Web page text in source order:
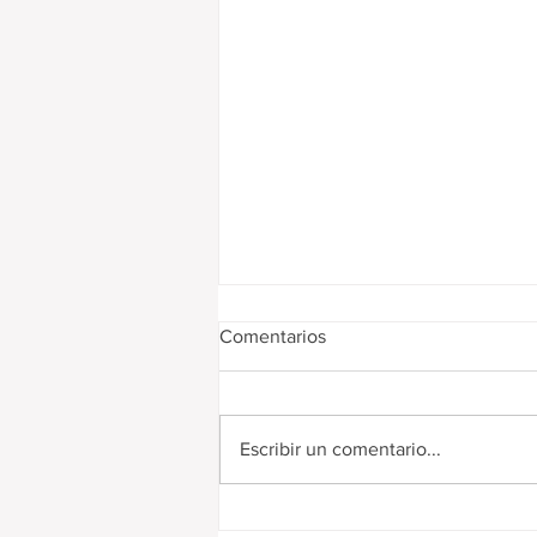
Comentarios
Escribir un comentario...